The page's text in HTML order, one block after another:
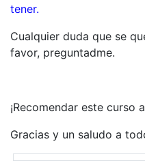
tener.
Cualquier duda que se
favor, preguntadme.
¡Recomendar este curso
Gracias y un saludo a